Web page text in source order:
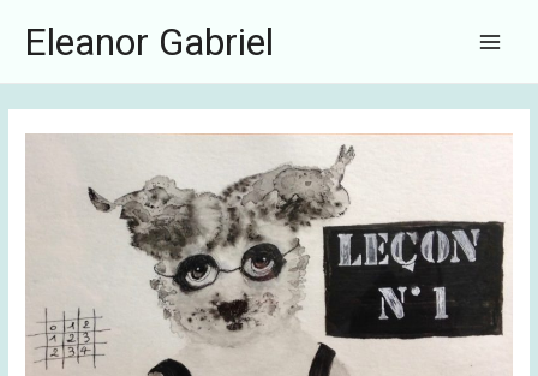
contenuEleanor Gabriel
de
l’article